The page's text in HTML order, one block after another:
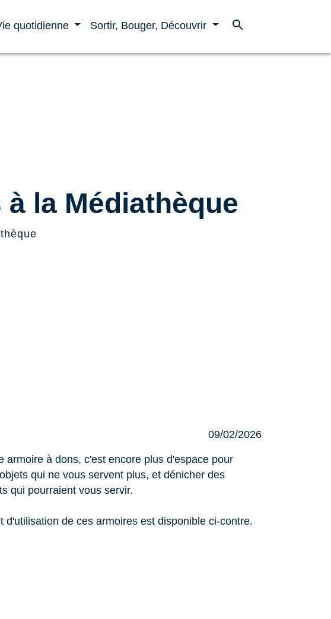
quotidienne Sortir, Bouger, Découvrir search
la Médiathèque
09/02/2026
armoire à dons, c'est encore plus d'espace pour
qui ne vous servent plus, et dénicher des
qui pourraient vous servir.
d'utilisation de ces armoires est disponible ci-contre.